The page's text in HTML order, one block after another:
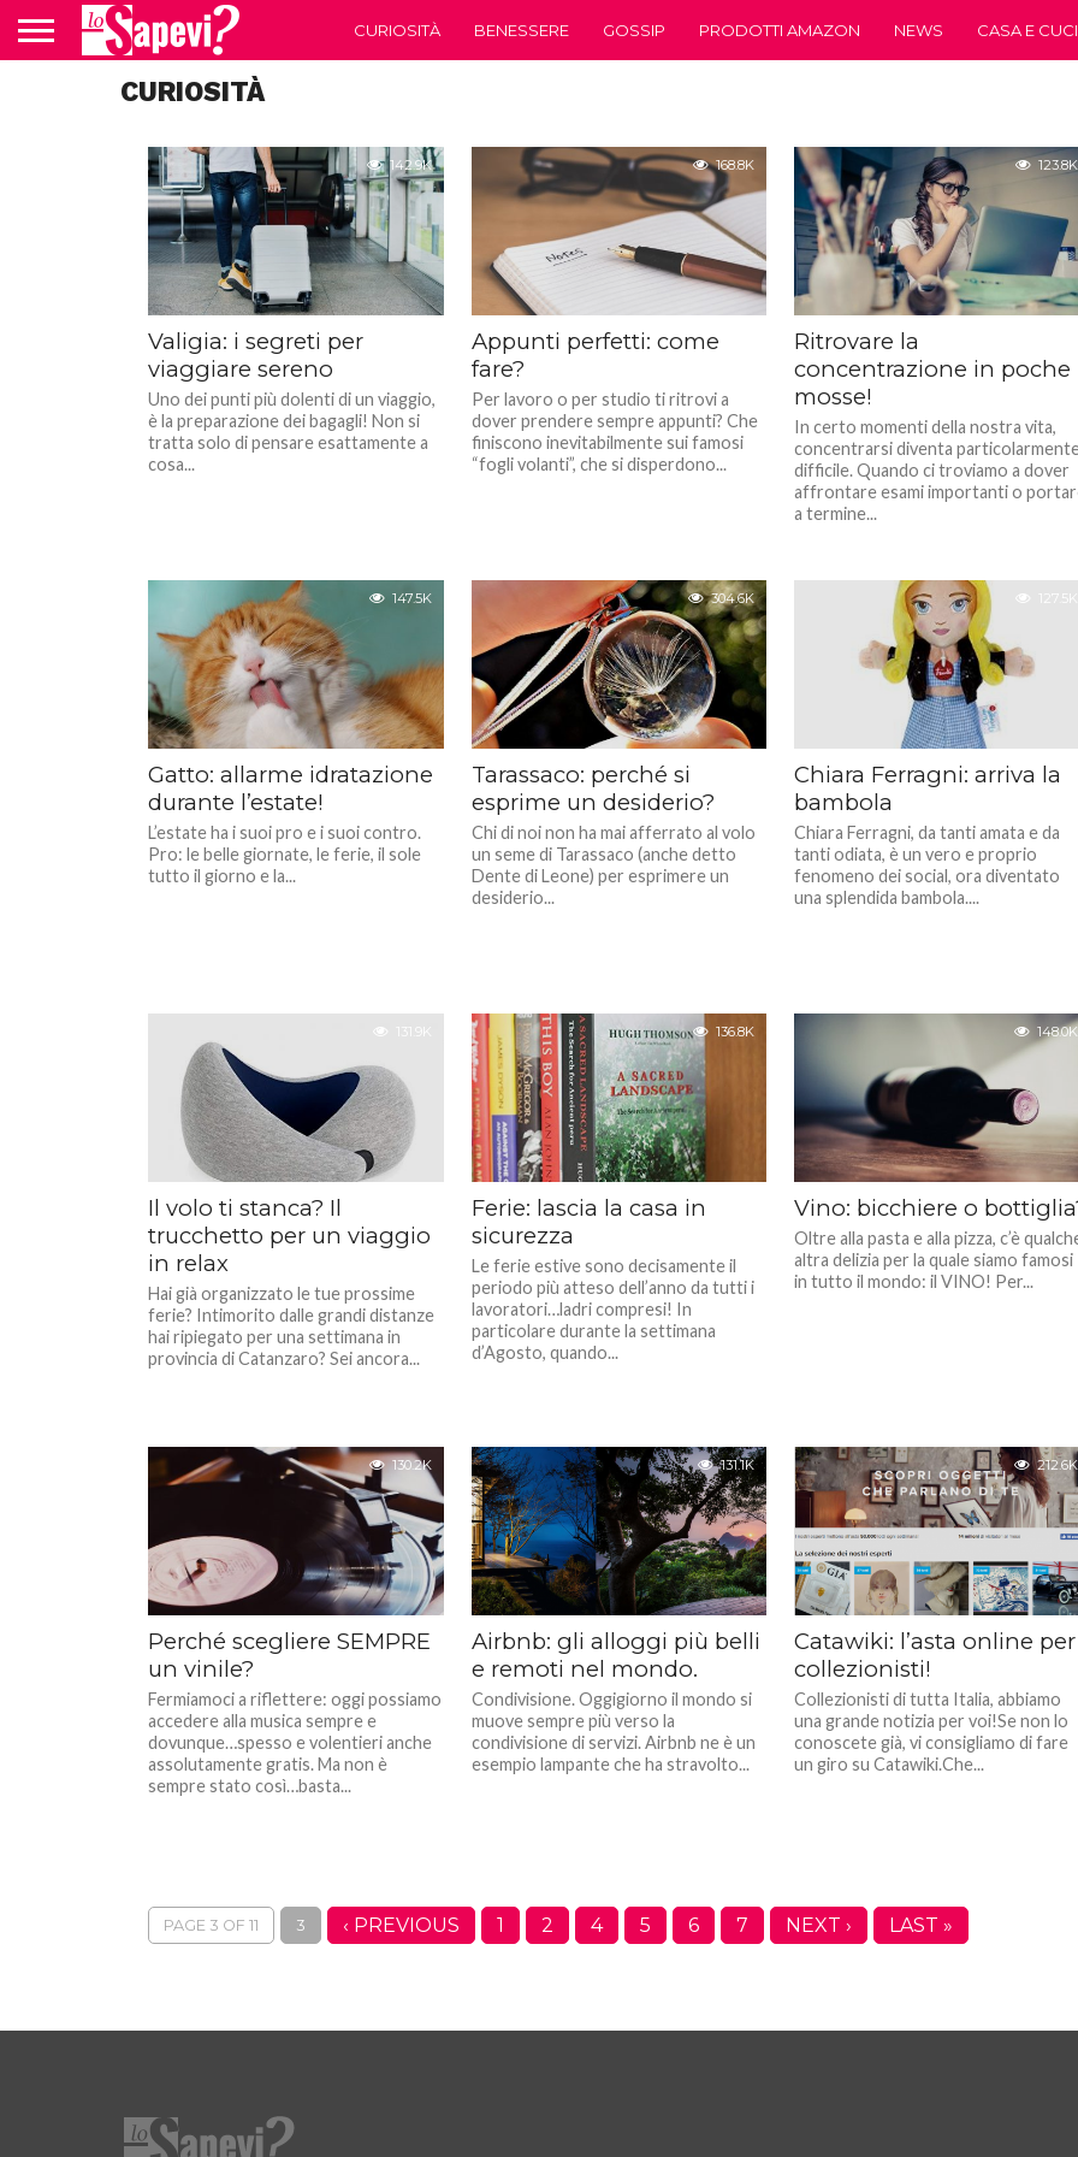
CURIOSITÀ BENESSERE GOSSIP PRODOTTI AMAZON NEWS CASA E
CURIOSITÀ
142.9K
Valigia: i segreti per
viaggiare sereno
Uno dei punti più dolenti di un viaggio,
è la preparazione dei bagagli! Non si
tratta solo di pensare esattamente a
cosa...
168.8K
Appunti perfetti: come
fare?
Per lavoro o per studio ti ritrovi a
dover prendere sempre appunti? Che
finiscono inevitabilmente sui famosi
“fogli volanti”, che si disperdono...
123.8K
Ritrovare la
concentrazione in poche
mosse!
In certo momenti della nostra vita,
concentrarsi diventa
difficile. Quando ci troviamo a dover
affrontare esami importanti o
a termine...
147.5K
Gatto: allarme idratazione
durante l’estate!
L’estate ha i suoi pro e i suoi contro.
Pro: le belle giornate, le ferie, il sole
tutto il giorno e la...
304.6K
Tarassaco: perché si
esprime un desiderio?
Chi di noi non ha mai afferrato al volo
un seme di Tarassaco (anche detto
Dente di Leone) per esprimere un
desiderio...
127.5K
Chiara Ferragni: arriva la
bambola
Chiara Ferragni, da tanti amata e da
tanti odiata, è un vero e proprio
fenomeno dei social, ora diventato
una splendida bambola....
131.9K
Il volo ti stanca? Il
trucchetto per un viaggio
in relax
Hai già organizzato le tue prossime
ferie? Intimorito dalle grandi distanze
hai ripiegato per una settimana in
provincia di Catanzaro? Sei ancora...
136.8K
Ferie: lascia la casa in
sicurezza
Le ferie estive sono decisamente il
periodo più atteso dell’anno da tutti i
lavoratori…ladri compresi! In
particolare durante la settimana
d’Agosto, quando...
148.0K
Vino: bicchiere o
Oltre alla pasta e alla pizza, c’è
altra delizia per la quale siamo famosi
in tutto il mondo: il VINO! Per...
130.2K
Perché scegliere SEMPRE
un vinile?
Fermiamoci a riflettere: oggi possiamo
accedere alla musica sempre e
dovunque…spesso e volentieri anche
assolutamente gratis. Ma non è
sempre stato così…basta...
131.1K
Airbnb: gli alloggi più belli
e remoti nel mondo.
Condivisione. Oggigiorno il mondo si
muove sempre più verso la
condivisione di servizi. Airbnb ne è un
esempio lampante che ha stravolto...
212.6K
Catawiki: l’asta online per
collezionisti!
Collezionisti di tutta Italia, abbiamo
una grande notizia per voi!Se non lo
conoscete già, vi consigliamo di fare
un giro su Catawiki.Che...
PAGE 3 OF 11 ‹ PREVIOUS 1 2
3 4 5 6 7 NEXT › LAST »